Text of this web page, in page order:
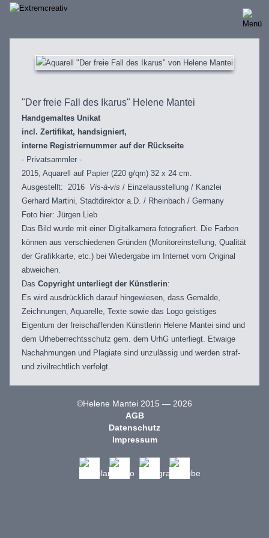
Direkt
"Der freie Fall des Ikarus" Helene Mantei
Handgemaltes Unikat
incl. Zertifikat, handsigniert,
interne Registriernummer auf der Rückseite
- Privatsammler -
2015, Aquarell auf Papier (220 g/qm) 32 x 24 cm.
Ausgestellt: 2016 Vis-à-vis / Einzelausstellung / Kanzlei
Gerhard Martini, Stadtdirektor a.D. / Rheinbach / Germany
Foto hier: Jürgen Lieb
Das Bild wurde mit einer Digitalkamera fotografiert. Die Farben
können aus verschiedenen Gründen (Monitoreinstellung, Qualität
der Grafikkarte, etc.) bei Wiedergabe im Internet vom Original
abweichen.
Das Copyright unterliegt der Künstlerin:
Es wird ausdrücklich darauf hingewiesen, dass Gemälde,
Zeichnungen, Aquarelle, Texte sowie das Logo geistiges
Eigentum der freischaffenden Künstlerin Helene Mantei sind und
dem Urheberrechtsschutz gem. dem UrhG unterliegt. Etwaige
Nachahmungen und Plagiate sind unzulässig und werden straf-
und zivilrechtlich verfolgt.
©Helene Mantei 2015 — 2026
AGB
Datenschutz
Impressum